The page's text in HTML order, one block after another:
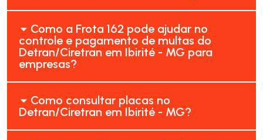
Como a Frota 162 pode ajudar no
controle e pagamento de multas do
Detran/Ciretran em Ibirité - MG para
empresas?
Como consultar placas no
Detran/Ciretran em Ibirité - MG?